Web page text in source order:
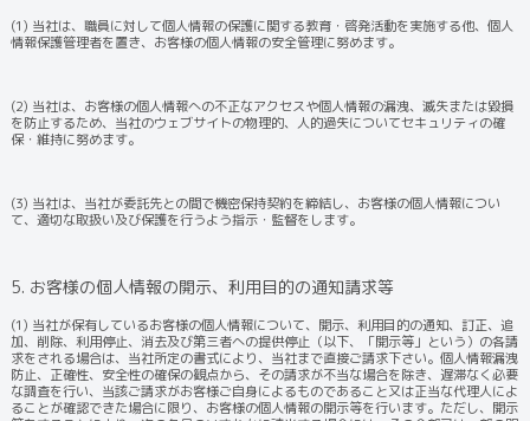
(1) 当社は、職員に対して個人情報の保護に関する教育・啓発活動を実施する他、個人
情報保護管理者を置き、お客様の個人情報の安全管理に努めます。
(2) 当社は、お客様の個人情報への不正なアクセスや個人情報の漏洩、滅失または毀損
を防止するため、当社のウェブサイトの物理的、人的過失についてセキュリティの確
保・維持に努めます。
(3) 当社は、当社が委託先との間で機密保持契約を締結し、お客様の個人情報につい
て、適切な取扱い及び保護を行うよう指示・監督をします。
5. お客様の個人情報の開示、利用目的の通知請求等
(1) 当社が保有しているお客様の個人情報について、開示、利用目的の通知、訂正、追
加、削除、利用停止、消去及び第三者への提供停止（以下、「開示等」という）の各請
求をされる場合は、当社所定の書式により、当社まで直接ご請求下さい。個人情報漏洩
防止、正確性、安全性の確保の観点から、その請求が不当な場合を除き、遅滞なく必要
な調査を行い、当該ご請求がお客様ご自身によるものであること又は正当な代理人によ
ることが確認できた場合に限り、お客様の個人情報の開示等を行います。ただし、開示